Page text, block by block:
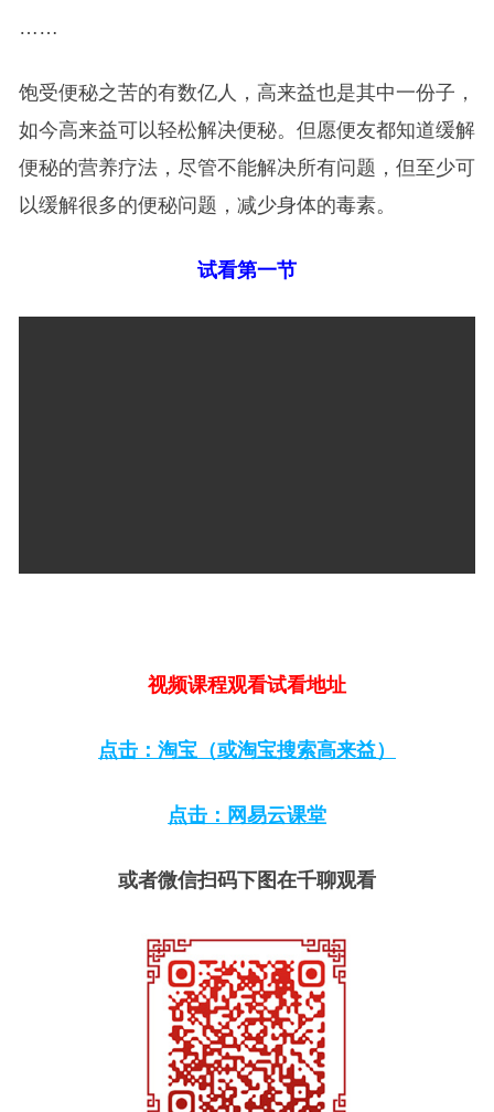
……
饱受便秘之苦的有数亿人，高来益也是其中一份子，
如今高来益可以轻松解决便秘。但愿便友都知道缓解
便秘的营养疗法，尽管不能解决所有问题，但至少可
以缓解很多的便秘问题，减少身体的毒素。
试看第一节
视频课程观看试看地址
点击：淘宝（或淘宝搜索高来益）
点击：网易云课堂
或者微信扫码下图在千聊观看